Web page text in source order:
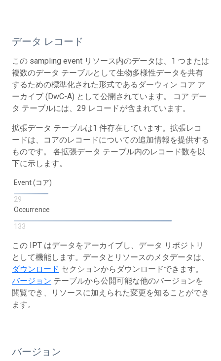
データ レコード
この sampling event リソース内のデータは、1 つまたは
複数のデータ テーブルとして生物多様性データを共有
するための標準化された形式であるダーウィン コア ア
ーカイブ (DwC-A) として公開されています。 コア デー
タ テーブルには、29 レコードが含まれています。
拡張データ テーブルは1 件存在しています。拡張レコ
ードは、コアのレコードについての追加情報を提供する
ものです。 各拡張データ テーブル内のレコード数を以
下に示します。
Event (コア)
29
Occurrence
133
この IPT はデータをアーカイブし、データ リポジトリ
として機能します。データとリソースのメタデータは、
ダウンロード セクションからダウンロードできます。
バージョン テーブルから公開可能な他のバージョンを
閲覧でき、リソースに加えられた変更を知ることができ
ます。
バージョン